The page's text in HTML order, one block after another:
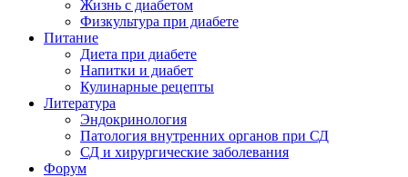
Жизнь с диабетом
Физкультура при диабете
Питание
Диета при диабете
Напитки и диабет
Кулинарные рецепты
Литература
Эндокринология
Патология внутренних органов при СД
СД и хирургические заболевания
Форум